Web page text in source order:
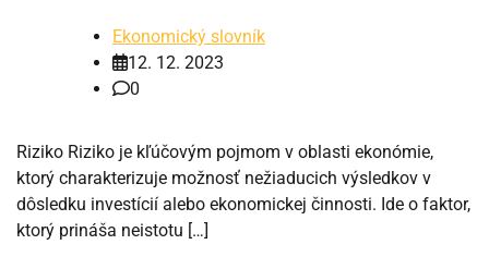
Ekonomický slovník
12. 12. 2023
0
Riziko Riziko je kľúčovým pojmom v oblasti ekonómie,
ktorý charakterizuje možnosť nežiaducich výsledkov v
dôsledku investícií alebo ekonomickej činnosti. Ide o faktor,
ktorý prináša neistotu […]